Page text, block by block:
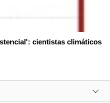
cientistas climáticos